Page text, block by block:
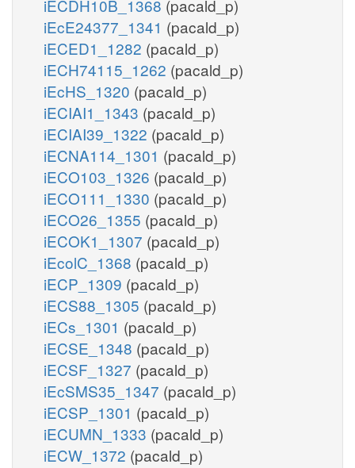
iECDH10B_1368 (pacald_p)
iEcE24377_1341 (pacald_p)
iECED1_1282 (pacald_p)
iECH74115_1262 (pacald_p)
iEcHS_1320 (pacald_p)
iECIAI1_1343 (pacald_p)
iECIAI39_1322 (pacald_p)
iECNA114_1301 (pacald_p)
iECO103_1326 (pacald_p)
iECO111_1330 (pacald_p)
iECO26_1355 (pacald_p)
iECOK1_1307 (pacald_p)
iEcolC_1368 (pacald_p)
iECP_1309 (pacald_p)
iECS88_1305 (pacald_p)
iECs_1301 (pacald_p)
iECSE_1348 (pacald_p)
iECSF_1327 (pacald_p)
iEcSMS35_1347 (pacald_p)
iECSP_1301 (pacald_p)
iECUMN_1333 (pacald_p)
iECW_1372 (pacald_p)